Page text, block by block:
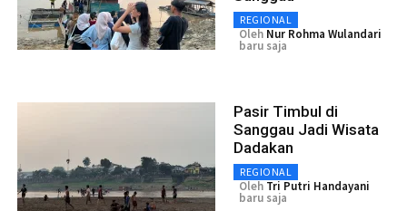
REGIONAL
Oleh Nur Rohma Wulandari
baru saja
Pasir Timbul di
Sanggau Jadi Wisata
Dadakan
REGIONAL
Oleh Tri Putri Handayani
baru saja